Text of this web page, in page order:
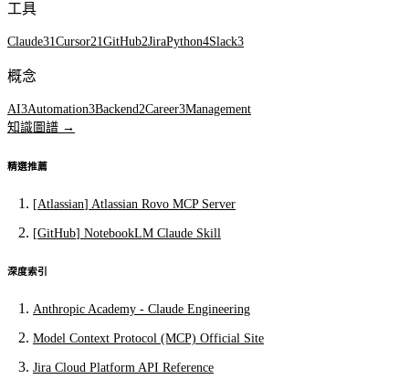
工具
Claude31 Cursor21 GitHub2JiraPython4Slack3
概念
AI3Automation3Backend 2Career3Management
知識圖譜 →
精選推薦
[Atlassian] Atlassian Rovo MCP Server
[GitHub] NotebookLM Claude Skill
深度索引
Anthropic Academy - Claude Engineering
Model Context Protocol (MCP) Official Site
Jira Cloud Platform API Reference